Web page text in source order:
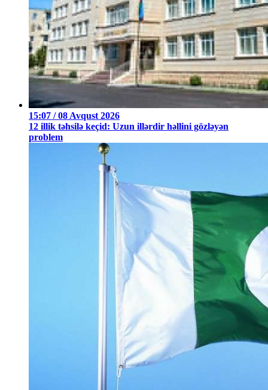
15:07 / 08 Avqust 2026
12 illik təhsilə keçid: Uzun illərdir həllini gözləyən
problem